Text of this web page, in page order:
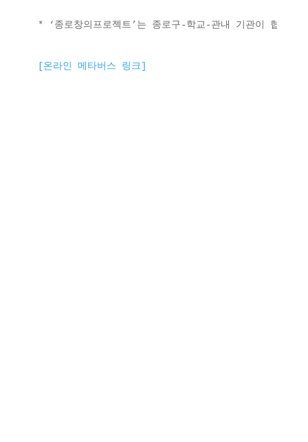
* ‘종로창의프로젝트’는 종로구-학교-관내 기관이 협력
[온라인 메타버스 링크]